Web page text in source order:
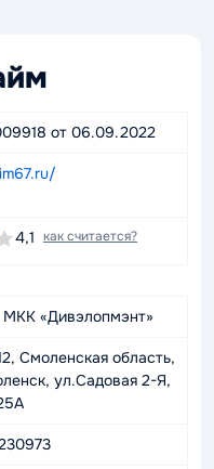
от 06.09.2022
4,1 как считается?
«Дивэлопмэнт»
Смоленская область,
ул.Садовая 2-Я,